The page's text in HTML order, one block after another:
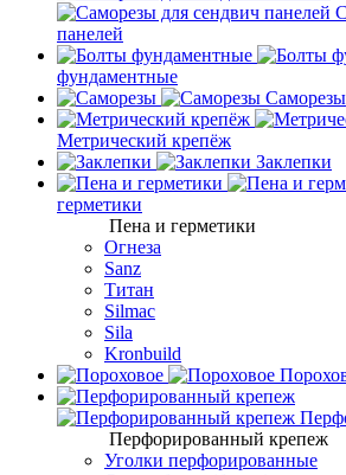
панелей
фундаментные
Саморезы
Метрический крепёж
Заклепки
герметики
Пена и герметики
Огнеза
Sanz
Титан
Silmac
Sila
Kronbuild
Перфорированный крепеж
Уголки перфорированные